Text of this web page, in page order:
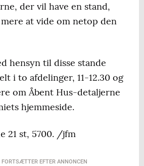
der vil have en stand,
at vide om netop den
hensyn til disse stande
i to afdelinger, 11-12.30 og
om Åbent Hus-detaljerne
hjemmeside.
21 st, 5700. /jfm
EFTER ANNONCEN